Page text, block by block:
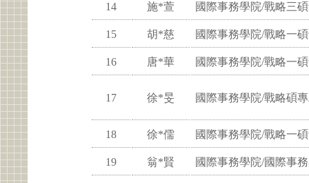
14 施*萱 國際事務學院/戰略三
15 胡*慈 國際事務學院/戰略一
16 唐*華 國際事務學院/戰略一
17 徐*旻 國際事務學院/戰略碩
18 徐*儒 國際事務學院/戰略一
19 翁*賢 國際事務學院/國際事